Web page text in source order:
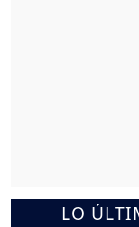
LO